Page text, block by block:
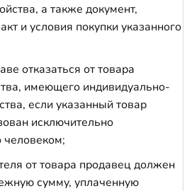
а также документ,
и условия покупки указанного
отказаться от товара
имеющего индивидуально-
если указанный товар
исключительно
от товара продавец должен
сумму, уплаченную